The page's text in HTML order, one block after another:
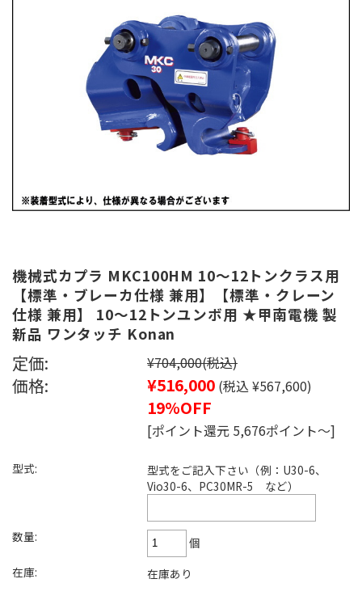
機械式カプラ MKC100HM 10～12トンクラス用
【標準・ブレーカ仕様 兼用】【標準・クレーン
仕様 兼用】 10～12トンユンボ用 ★甲南電機 製
新品 ワンタッチ Konan
定価: ¥704,000(税込)
価格: ¥516,000 (税込 ¥567,600)
19%OFF
[ポイント還元 5,676ポイント～]
型式:
型式をご記入下さい（例：U30-6、
Vio30-6、PC30MR-5 など）
数量:
個
在庫:
在庫あり